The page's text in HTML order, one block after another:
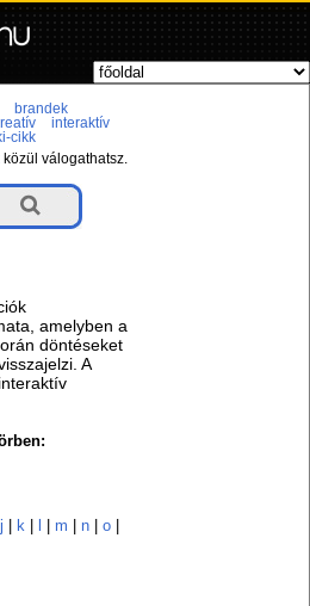
brandek
interaktív
cikk
közül válogathatsz.
amelyben a
döntéseket
A
j k |m |n |o